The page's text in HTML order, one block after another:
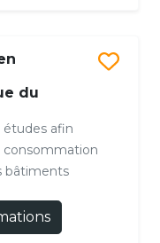
du
études afin
consommation
bâtiments